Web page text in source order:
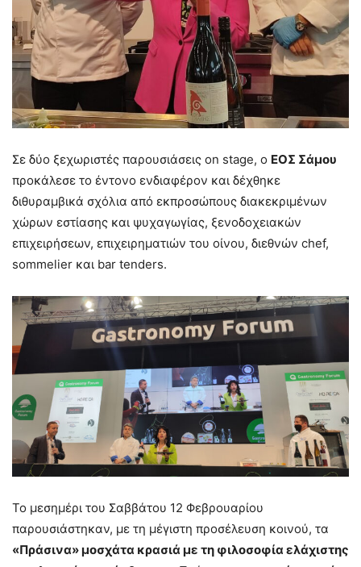
Σε δύο ξεχωριστές παρουσιάσεις on stage, ο ΕΟΣ Σάμου
προκάλεσε το έντονο ενδιαφέρον και δέχθηκε
διθυραμβικά σχόλια από εκπροσώπους διακεκριμένων
χώρων εστίασης και ψυχαγωγίας, ξενοδοχειακών
επιχειρήσεων, επιχειρηματιών του οίνου, διεθνών chef,
sommelier και bar tenders.
To μεσημέρι του Σαββάτου 12 Φεβρουαρίου
παρουσιάστηκαν, με τη μέγιστη προσέλευση κοινού, τα
«Πράσινα» μοσχάτα κρασιά με τη φιλοσοφία ελάχιστης